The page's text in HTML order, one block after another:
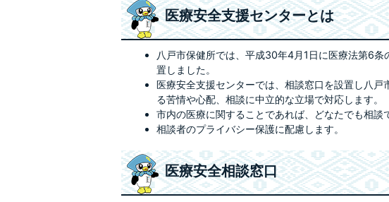
医療安全支援センターとは
八戸市保健所では、平成30年4月1日に医療法第6
置しました。
医療安全支援センターでは、相談窓口を設置し八
る苦情や心配、相談に中立的な立場で対応します。
市内の医療に関することであれば、どなたでも相談
相談者のプライバシー保護に配慮します。
医療安全相談窓口